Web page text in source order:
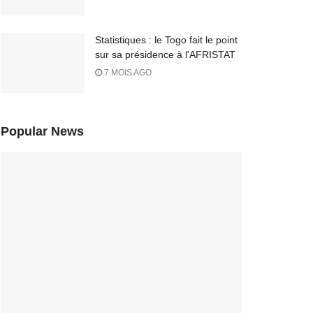
Statistiques : le Togo fait le point
sur sa présidence à l'AFRISTAT
7 MOIS AGO
Popular News